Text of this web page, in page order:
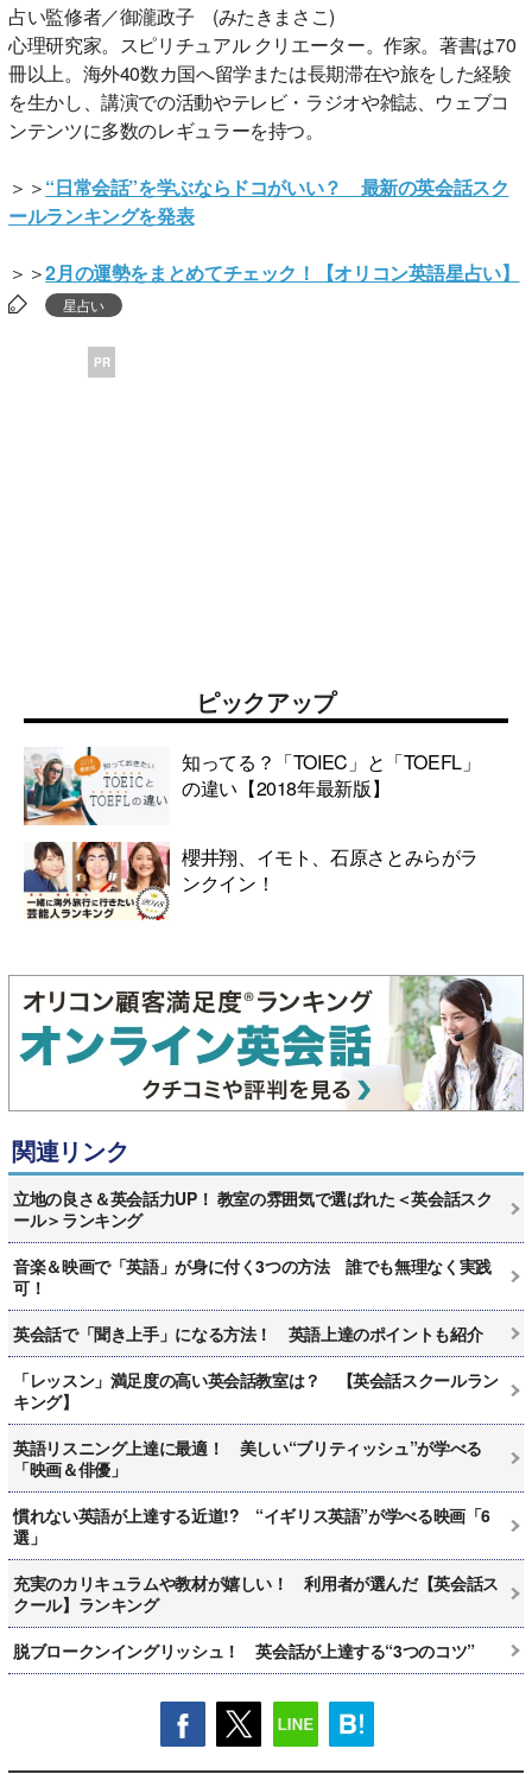
占い監修者／御瀧政子 (みたきまさこ)
心理研究家。スピリチュアル クリエーター。作家。著書は70
冊以上。海外40数カ国へ留学または長期滞在や旅をした経験
を生かし、講演での活動やテレビ・ラジオや雑誌、ウェブコ
ンテンツに多数のレギュラーを持つ。
＞＞“日常会話”を学ぶならドコがいい？ 最新の英会話スク
ールランキングを発表
＞＞2月の運勢をまとめてチェック！【オリコン英語星占い】
星占い
PR
ピックアップ
知ってる？「TOIEC」と「TOEFL」
の違い【2018年最新版】
櫻井翔、イモト、石原さとみらがラ
ンクイン！
関連リンク
立地の良さ＆英会話力UP！ 教室の雰囲気で選ばれた＜英会話スク
ール＞ランキング
音楽＆映画で「英語」が身に付く3つの方法 誰でも無理なく実践
可！
英会話で「聞き上手」になる方法！ 英語上達のポイントも紹介
「レッスン」満足度の高い英会話教室は？ 【英会話スクールラン
キング】
英語リスニング上達に最適！ 美しい“ブリティッシュ”が学べる
「映画＆俳優」
慣れない英語が上達する近道!? “イギリス英語”が学べる映画「6
選」
充実のカリキュラムや教材が嬉しい！ 利用者が選んだ【英会話ス
クール】ランキング
脱ブロークンイングリッシュ！ 英会話が上達する“3つのコツ”